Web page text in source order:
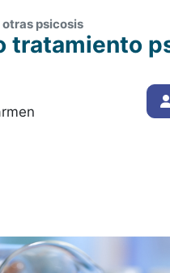
psicosis
tratamiento